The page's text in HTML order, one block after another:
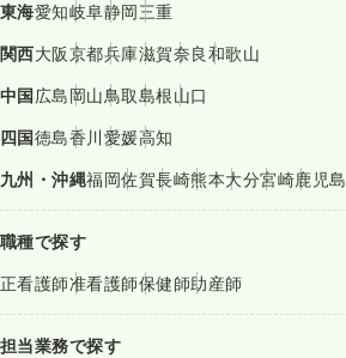
東海愛知岐阜静岡三重
関西大阪京都兵庫滋賀奈良和歌山
中国広島岡山鳥取島根山口
四国徳島香川愛媛高知
九州・沖縄福岡佐賀長崎熊本大分宮崎鹿児島
職種で探す
正看護師准看護師保健師助産師
担当業務で探す